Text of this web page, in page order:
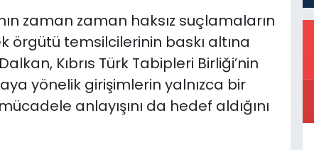
zaman zaman haksız suçlamaların
örgütü temsilcilerinin baskı altına
Kıbrıs Türk Tabipleri Birliği’nin
yönelik girişimlerin yalnızca bir
anlayışını da hedef aldığını